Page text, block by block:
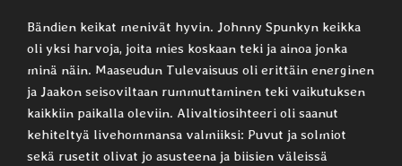
Bändien keikat menivät hyvin. Johnny Spunkyn keikka
oli yksi harvoja, joita mies koskaan teki ja ainoa jonka
minä näin. Maaseudun Tulevaisuus oli erittäin energinen
ja Jaakon seisoviltaan rummuttaminen teki vaikutuksen
kaikkiin paikalla oleviin. Alivaltiosihteeri oli saanut
kehiteltyä livehommansa valmiiksi: Puvut ja solmiot
sekä rusetit olivat jo asusteena ja biisien väleissä